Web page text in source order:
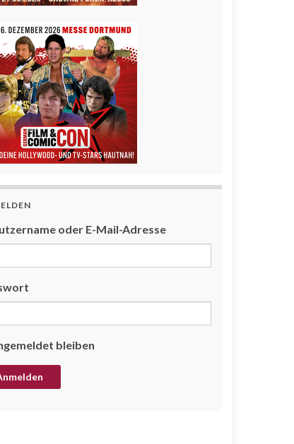
oder E-Mail-Adresse
bleiben